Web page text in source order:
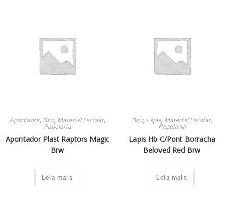
Apontador, Brw, Material Escolar,
Papelaria
Apontador Plast Raptors Magic
Brw
Leia mais
Brw, Lápis, Material Escolar,
Papelaria
Lapis Hb C/Pont Borracha
Beloved Red Brw
Leia mais